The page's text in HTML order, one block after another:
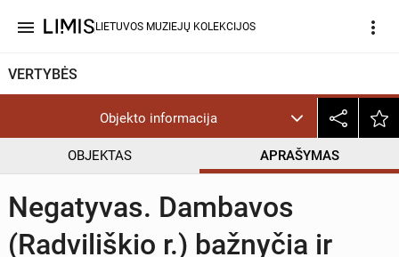
menu LIETUVOS MUZIEJŲ KOLEKCIJOS more_vert
VERTYBĖS
Objekto informacija
OBJEKTAS APRAŠYMAS
Negatyvas. Dambavos
(Radviliškio r.) bažnyčia ir